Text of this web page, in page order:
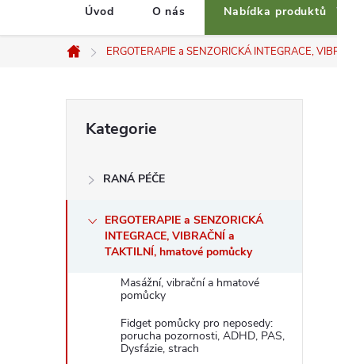
Úvod O nás Nabídka produktů
Domů
ERGOTERAPIE a SENZORICKÁ INTEGRACE,
s
kategorie
Kategorie
RANÁ PÉČE
ERGOTERAPIE a SENZORICKÁ
INTEGRACE, VIBRAČNÍ a
TAKTILNÍ, hmatové pomůcky
Masážní, vibrační a hmatové
pomůcky
Fidget pomůcky pro neposedy:
porucha pozornosti, ADHD, PAS,
Dysfázie, strach